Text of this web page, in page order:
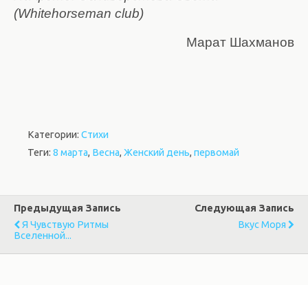
(Whitehorseman club)
Марат Шахманов
Категории: Стихи
Теги: 8 марта, Весна, Женский день, первомай
Предыдущая Запись
Я Чувствую Ритмы
Вселенной...
Следующая Запись
Вкус Моря